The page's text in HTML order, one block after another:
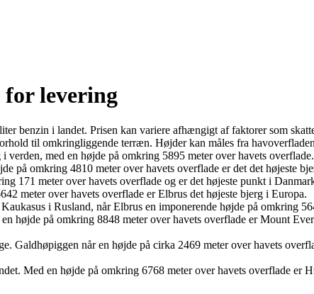
for levering
benzin i landet. Prisen kan variere afhængigt af faktorer som
til omkringliggende terræn. Højder kan måles fra
med en højde på omkring 5895 meter over havets overflade.
omkring 4810 meter over havets overflade er det det højeste
171 meter over havets overflade og er det højeste punkt i
meter over havets overflade er Elbrus det højeste bjerg i Europa.
i Rusland, når Elbrus en imponerende højde på omkring
højde på omkring 8848 meter over havets overflade er Mount
Galdhøpiggen når en højde på cirka 2469 meter over havets
Med en højde på omkring 6768 meter over havets overflade er